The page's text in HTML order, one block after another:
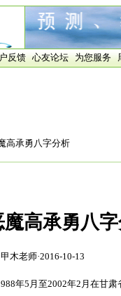
反馈 心友论坛 为您服务
高承勇八字分析
魔高承勇八
甲木老师·2016-10-13
年5月至2002年2月在甘